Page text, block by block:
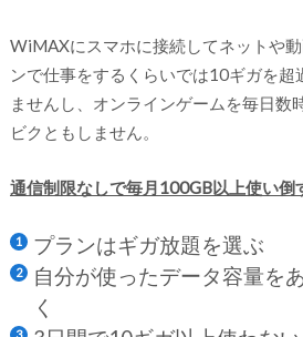
WiMAXにスマホに接続してネットや
ンで仕事をするくらいでは10ギガを超
ませんし、オンラインゲームを毎日数
ビクともしません。
通信制限なしで毎月100GB以上使い倒
プランはギガ放題を選ぶ
自分が使ったデータ容量を
く